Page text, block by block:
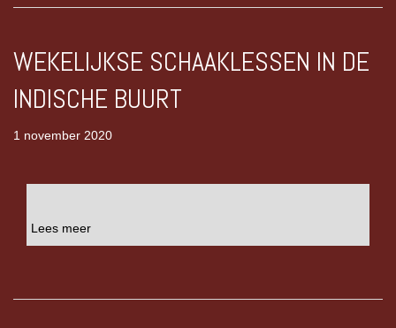
WEKELIJKSE SCHAAKLESSEN IN DE
INDISCHE BUURT
1 november 2020
Lees meer